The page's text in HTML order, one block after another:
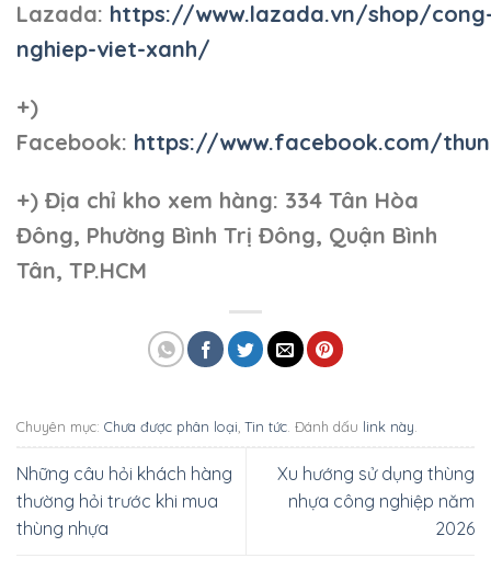
Lazada: https://www.lazada.vn/shop/
nghiep-viet-xanh/
+)
Facebook: https://www.facebook.com/
+) Địa chỉ kho xem hàng: 334 Tân Hòa
Đông, Phường Bình Trị Đông, Quận Bình
Tân, TP.HCM
Chuyên mục: Chưa được phân loại Tin tức . Đánh dấu link này
Những câu hỏi khách hàng
thường hỏi trước khi mua
thùng nhựa
Xu hướng sử dụng thùng
nhựa công nghiệp năm
2026